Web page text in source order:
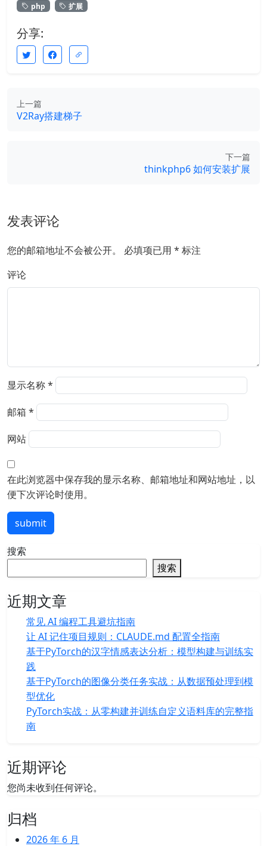
php 扩展
分享:
上一篇
V2Ray搭建梯子
下一篇
thinkphp6 如何安装扩展
发表评论
您的邮箱地址不会被公开。 必填项已用 * 标注
评论
显示名称*
邮箱 *
网站
在此浏览器中保存我的显示名称、邮箱地址和网站地址，以
便下次评论时使用。
submit
搜索
搜索
近期文章
常见 AI 编程工具避坑指南
让 AI 记住项目规则：CLAUDE.md 配置全指南
基于PyTorch的汉字情感表达分析：模型构建与训练实
践
基于PyTorch的图像分类任务实战：从数据预处理到模
型优化
PyTorch实战：从零构建并训练自定义语料库的完整指
南
近期评论
您尚未收到任何评论。
归档
2026 年 6 月